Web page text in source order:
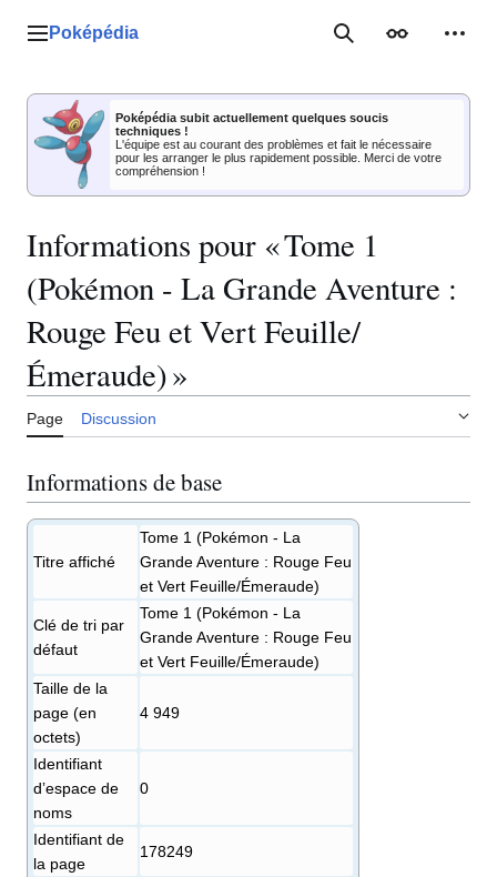
Menu principal
Poképédia RechercherApparence
Poképédia subit actuellement quelques soucis
techniques !
L'équipe est au courant des problèmes et fait le nécessaire
pour les arranger le plus rapidement possible. Merci de votre
compréhension !
Informations pour « Tome 1
(Pokémon - La Grande Aventure :
Rouge Feu et Vert Feuille/
Émeraude) »
Page Discussion
Informations de base
Titre affiché
Tome 1 (Pokémon - La
Grande Aventure : Rouge Feu
et Vert Feuille/Émeraude)
Clé de tri par
défaut
Tome 1 (Pokémon - La
Grande Aventure : Rouge Feu
et Vert Feuille/Émeraude)
Taille de la
page (en
octets)
4 949
Identifiant
dʼespace de
noms
0
Identifiant de
la page
178249